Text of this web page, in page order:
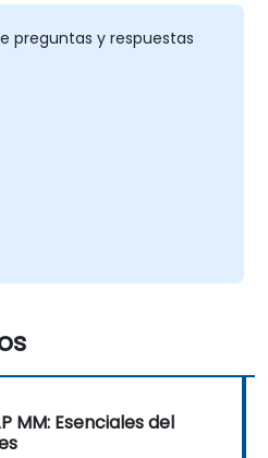
preguntas y respuestas
MM: Esenciales del